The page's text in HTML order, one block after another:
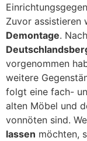
Zuvor assistieren
Demontage.
vorgenommen
weitere
folgt eine fach-
alten Möbel und
vonnöten sind.
lassen möchten,